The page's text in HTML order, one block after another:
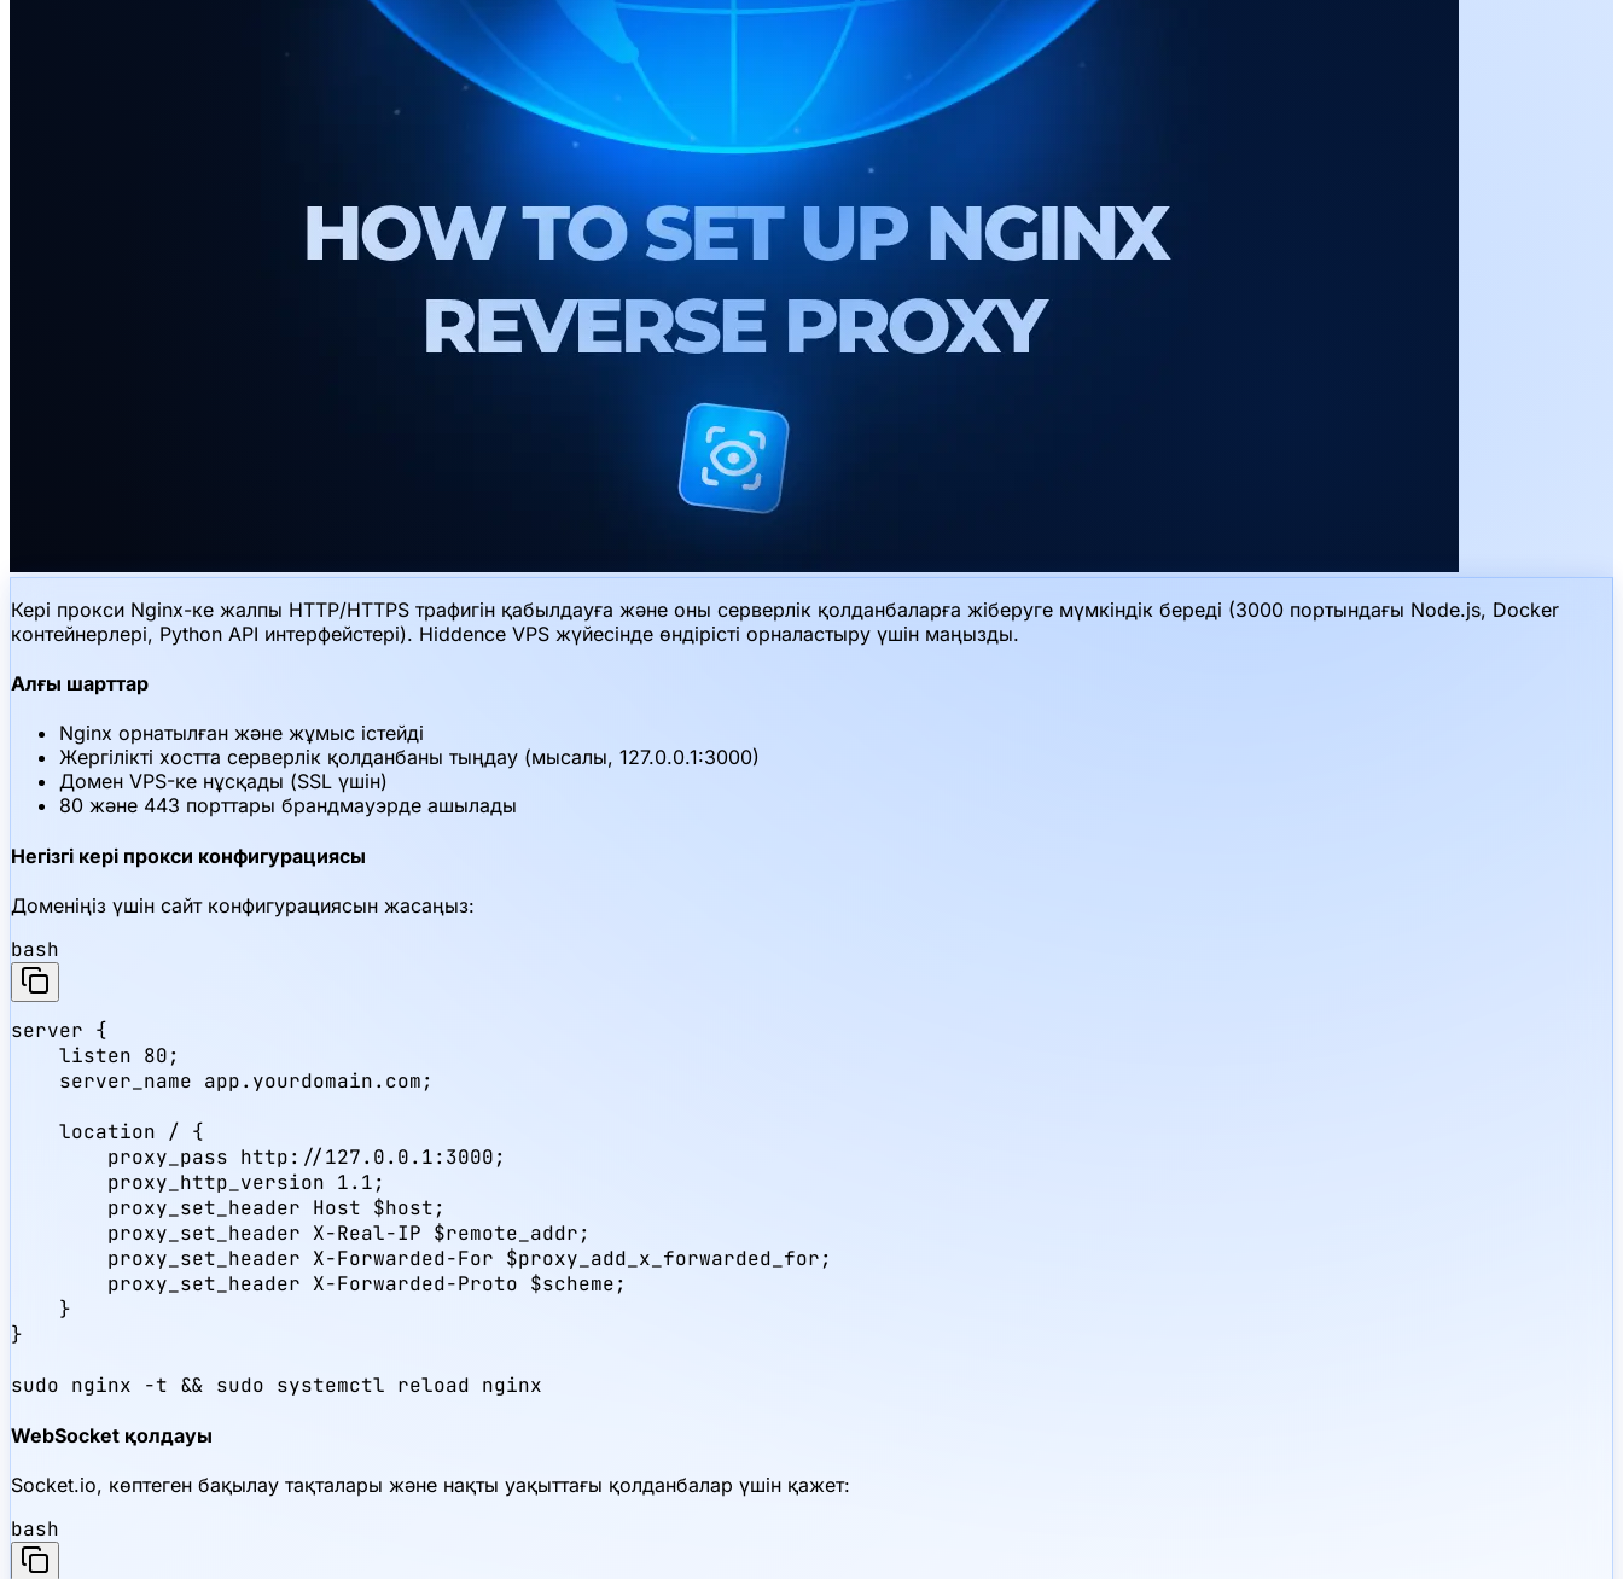
Кері прокси Nginx-ке жалпы HTTP/HTTPS трафигін қабылдауға және оны серверлік қолданбаларға жіберуге мүмкіндік береді (3000 портындағы Node.js, Docker
контейнерлері, Python API интерфейстері). Hiddence VPS жүйесінде өндірісті орналастыру үшін маңызды.
Алғы шарттар
Nginx орнатылған және жұмыс істейді
Жергілікті хостта серверлік қолданбаны тыңдау (мысалы, 127.0.0.1:3000)
Домен VPS-ке нұсқады (SSL үшін)
80 және 443 порттары брандмауэрде ашылады
Негізгі кері прокси конфигурациясы
Доменіңіз үшін сайт конфигурациясын жасаңыз:
bash
server {
    listen 80;
    server_name app.yourdomain.com;
    location / {
        proxy_pass http://127.0.0.1:3000;
        proxy_http_version 1.1;
        proxy_set_header Host $host;
        proxy_set_header X-Real-IP $remote_addr;
        proxy_set_header X-Forwarded-For $proxy_add_x_forwarded_for;
        proxy_set_header X-Forwarded-Proto $scheme;
    }
}
sudo nginx -t && sudo systemctl reload nginx
WebSocket қолдауы
Socket.io, көптеген бақылау тақталары және нақты уақыттағы қолданбалар үшін қажет:
bash